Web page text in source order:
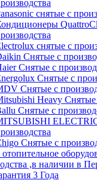
снятые с
снятые с
Снятые с
Снятые с
Снятые с
Снятые с
Heavy Снятые
Снятые с
Снятые с
,в наличии в
3 Года